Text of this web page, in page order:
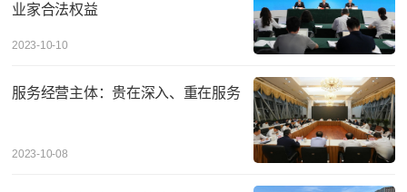
业家合法权益
2023-10-10
服务经营主体：贵在深入、重在服务
2023-10-08